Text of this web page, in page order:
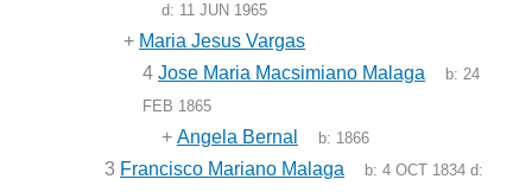
d: 11 JUN 1965
+ Maria Jesus Vargas
4 Jose Maria Macsimiano Malaga b:24
FEB 1865
+ Angela Bernal b: 1866
3 Francisco Mariano Malaga b:4 OCT 1834 d: